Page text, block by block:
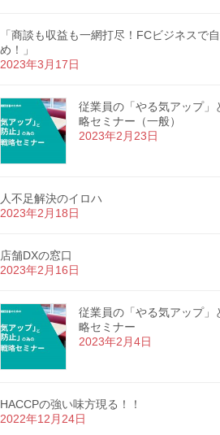
「商談も収益も一網打尽！FCビジネスで
め！」
2023年3月17日
従業員の「やる気アップ
略セミナー（一般）
2023年2月23日
人不足解決のイロハ
2023年2月18日
店舗DXの窓口
2023年2月16日
従業員の「やる気アップ
略セミナー
2023年2月4日
HACCPの強い味方現る！！
2022年12月24日